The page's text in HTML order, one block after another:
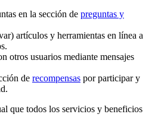
en la sección de preguntas y
artículos y herramientas en línea a
otros usuarios mediante mensajes
de recompensas por participar y
que todos los servicios y beneficios